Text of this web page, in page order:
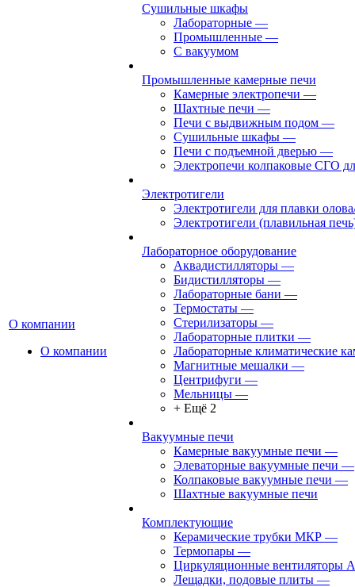
О компании
О компании
Сушильные шкафы
Лабораторные —
Промышленные —
С вакуумом
Промышленные камерные печи
Камерные электропечи —
Шахтные печи —
Печи с выдвижным подом —
Сушильные шкафы —
Печи с подъемной дверью —
Электропечи колпаковые СГО
Электротигели
Электротигели для плавки
Электротигели (плавильная
Лабораторное оборудование
Аквадистилляторы —
Бидистилляторы —
Лабораторные бани —
Термостаты —
Стерилизаторы —
Лабораторные плитки —
Лабораторные климатические
Магнитные мешалки —
Центрифуги —
Мельницы —
+ Ещё 2
Вакуумные печи
Камерные вакуумные печи —
Элеваторные вакуумные печи —
Колпаковые вакуумные печи —
Шахтные вакуумные печи
Комплектующие
Керамические трубки МКР —
Термопары —
Циркуляционные вентиляторы
Лещадки, подовые плиты —